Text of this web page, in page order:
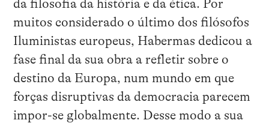
da filosofia da história e da ética. Por
muitos considerado o último dos filósofos
Iluministas europeus, Habermas dedicou a
fase final da sua obra a refletir sobre o
destino da Europa, num mundo em que
forças disruptivas da democracia parecem
impor-se globalmente. Desse modo a sua